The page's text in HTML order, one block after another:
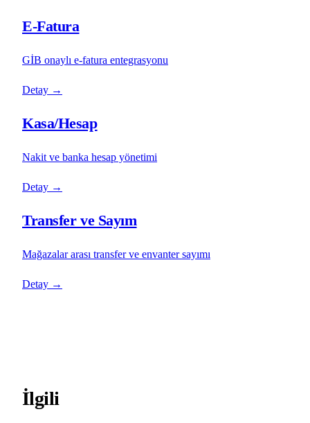
E-Fatura
GİB onaylı e-fatura entegrasyonu
Detay →
Kasa/Hesap
Nakit ve banka hesap yönetimi
Detay →
Transfer ve Sayım
Mağazalar arası transfer ve envanter sayımı
Detay →
İlgili